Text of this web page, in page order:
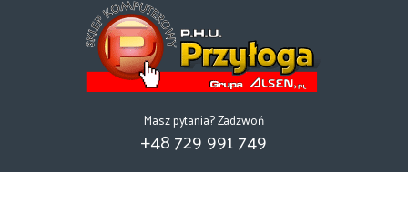
Masz pytania? Zadzwoń
+48 729 991 749